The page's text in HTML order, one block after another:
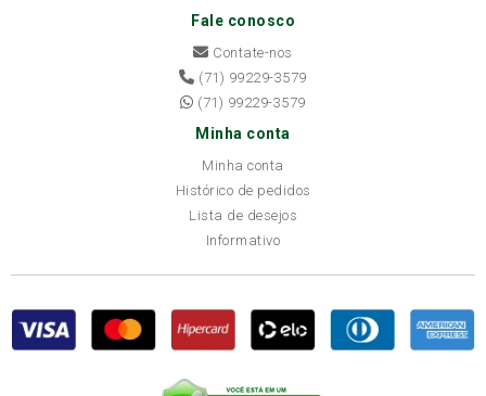
Fale conosco
Contate-nos
(71) 99229-3579
(71) 99229-3579
Minha conta
Minha conta
Histórico de pedidos
Lista de desejos
Informativo